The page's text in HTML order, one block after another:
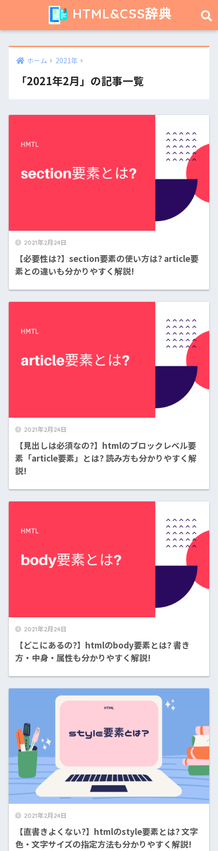
HTML&CSS辞典
ホーム 2021年
「2021年2月」の記事一覧
2021年2月24日
【必要性は?】section要素の使い方は? article要
素との違いも分かりやすく解説!
2021年2月24日
【見出しは必須なの?】htmlのブロックレベル要
素「article要素」とは? 読み方も分かりやすく解
説!
2021年2月24日
【どこにあるの?】htmlのbody要素とは? 書き
方・中身・属性も分かりやすく解説!
2021年2月24日
【直書きよくない?】htmlのstyle要素とは? 文字
色・文字サイズの指定方法も分かりやすく解説!